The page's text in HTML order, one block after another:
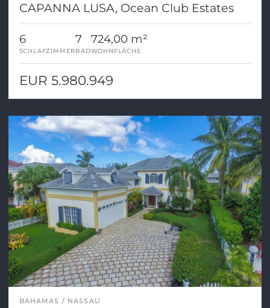
CAPANNA LUSA, Ocean Club Estates
6
SCHLAFZIMMER
7
BAD
724,00 m²
WOHNFLÄCHE
EUR 5.980.949
BAHAMAS NASSAU